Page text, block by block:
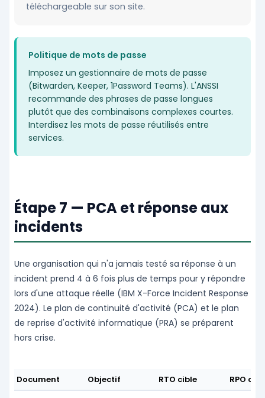
téléchargeable sur son site.
Politique de mots de passe
Imposez un gestionnaire de mots de passe
(Bitwarden, Keeper, 1Password Teams). L'ANSSI
recommande des phrases de passe longues
plutôt que des combinaisons complexes courtes.
Interdisez les mots de passe réutilisés entre
services.
Étape 7 — PCA et réponse aux
incidents
Une organisation qui n'a jamais testé sa réponse à un
incident prend 4 à 6 fois plus de temps pour y répondre
lors d'une attaque réelle (IBM X-Force Incident Response
2024). Le plan de continuité d'activité (PCA) et le plan
de reprise d'activité informatique (PRA) se préparent
hors crise.
Document Objectif RTO cible RPO